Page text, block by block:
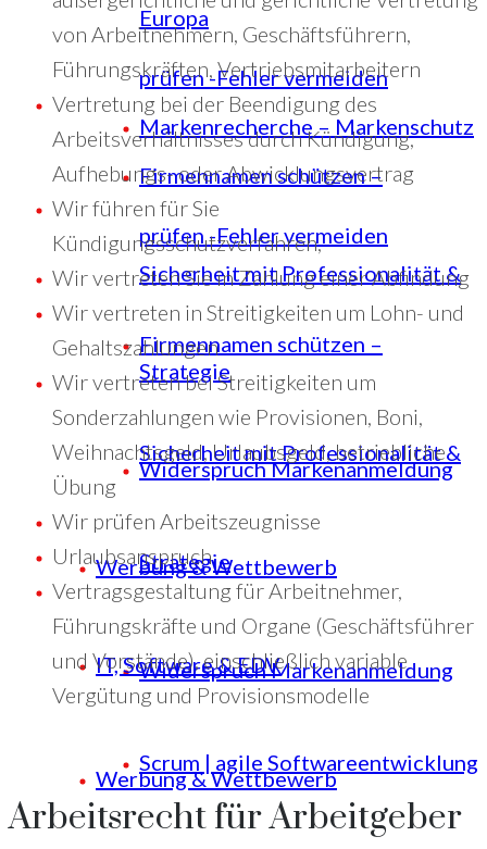
Europa
Markenrecherche – Markenschutz
prüfen -Fehler vermeiden
Firmennamen schützen –
Sicherheit mit Professionalität &
Strategie
Widerspruch Markenanmeldung
Werbung & Wettbewerb
prüfen -Fehler vermeiden
Firmennamen schützen –
Sicherheit mit Professionalität &
Strategie
Widerspruch Markenanmeldung
Werbung & Wettbewerb
IT, Software & EDV
Scrum | agile Softwareentwicklung
von Arbeitnehmern, Geschäftsführern,
Führungskräften, Vertriebsmitarbeitern
Vertretung bei der Beendigung des
Arbeitsverhältnisses durch Kündigung,
Aufhebungs- oder Abwicklungsvertrag
Wir führen für Sie
Kündigungsschutzverfahren,
Wir vertreten Sie in Zahlung einer Abfindung
Wir vertreten in Streitigkeiten um Lohn- und
Gehaltszahlungen
Wir vertreten bei Streitigkeiten um
Sonderzahlungen wie Provisionen, Boni,
Weihnachtsgeld, Urlaubsgeld, betriebliche
Übung
Wir prüfen Arbeitszeugnisse
Urlaubsanspruch
Vertragsgestaltung für Arbeitnehmer,
Führungskräfte und Organe (Geschäftsführer
und Vorstände), einschließlich variable
Vergütung und Provisionsmodelle
Arbeitsrecht für Arbeitgeber